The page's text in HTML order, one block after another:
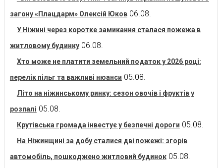
загону «Плацдарм» Олексій Юков 06.08.
У Ніжині через коротке замикання сталася пожежа в
житловому будинку 06.08.
Хто може не платити земельний податок у 2026 році:
перелік пільг та важливі нюанси 05.08.
Літо на ніжинському ринку: сезон овочів і фруктів у
розпалі 05.08.
Крутівська громада інвестує у безпечні дороги 05.08.
На Ніжинщині за добу сталися дві пожежі: згорів
автомобіль, пошкоджено житловий будинок 05.08.